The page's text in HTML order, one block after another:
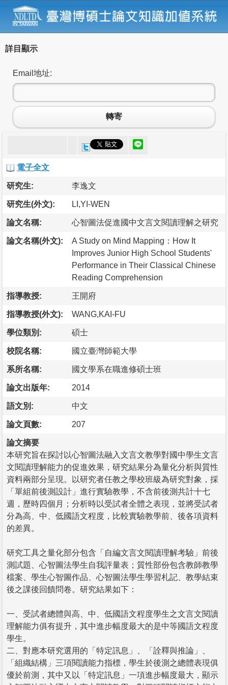
詳目顯示
Email地址:
轉寄
電子全文
研究生: 李逸文
研究生(外文): LI,YI-WEN
論文名稱: 心智圖法促進國中文言文閱讀理解之研究
論文名稱(外文):
A Study on Mind Mapping：How It
Improves Junior High School Students'
Performance in Their Classical Chinese
Reading Comprehension
指導教授: 王開府
指導教授(外文): WANG,KAI-FU
學位類別: 碩士
校院名稱: 國立臺灣師範大學
系所名稱: 國文學系在職進修碩士班
論文出版年: 2014
語文別: 中文
論文頁數: 207
論文摘要
本研究旨在探討以心智圖法融入文言文教學對國中學生文言
文閱讀理解能力的促進效果，研究結果分為量化分析與質性
資料兩部分呈現。以研究者任教之學校班級為研究對象，採
「單組前後測設計」進行實驗教學，不含前後測共計十七
週，歷時四個月；分析時以受試者全體之表現，並將受試者
分為高、中、低國語文程度，比較實驗教學前、後各項資料
的差異。
研究工具之量化部分包含「自編文言文閱讀理解考驗」前後
測試題、心智圖法學生自我評量表；質性部份包含教師教學
檔案、學生心智圖作品、心智圖法學生學習札記、教學結束
後之課後回饋問卷。研究結果如下：
一、受試者總體與高、中、低國語文程度學生之文言文閱讀
理解能力俱有提升，其中進步幅度最大的是中等國語文程度
學生。
二、對應本研究選用的「特定訊息」、「詮釋與推論」、
「組織結構」三項閱讀能力指標，學生於後測之總體表現俱
優於前測，其中又以「特定訊息」一項進步幅度最大，顯示